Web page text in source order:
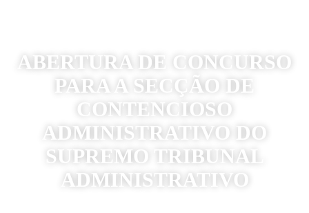
ABERTURA DE CONCURSO
PARA A SECÇÃO DE
CONTENCIOSO
ADMINISTRATIVO DO
SUPREMO TRIBUNAL
ADMINISTRATIVO